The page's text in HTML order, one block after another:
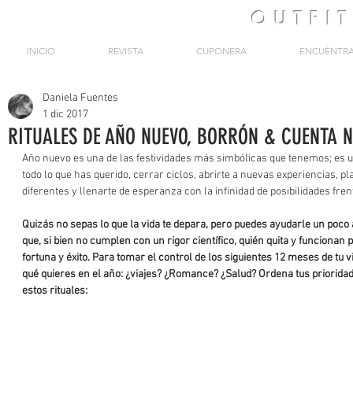
OUTFIT
INICIO REVISTA CUPONERA
RITUALES DE AÑO NUEVO, BORRÓN & CUENTA
Daniela Fuentes
1 dic 2017
Año nuevo es una de las festividades más simbólicas que tenemos; es
todo lo que has querido, cerrar ciclos, abrirte a nuevas experiencias,
diferentes y llenarte de esperanza con la infinidad de posibilidades
Quizás no sepas lo que la vida te depara, pero puedes ayudarle un
que, si bien no cumplen con un rigor científico, quién quita y funcionan
fortuna y éxito. Para tomar el control de los siguientes 12 meses de tu
qué quieres en el año: ¿viajes? ¿Romance? ¿Salud? Ordena tus
estos rituales: